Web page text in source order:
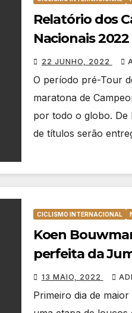
Relatório dos
Nacionais 2022
22 JUNHO, 2022
O período pré-Tour
maratona de
por todo o globo. De
de títulos serão
CICLISMO INTERNACIONAL
Koen
perfeita da
vitória em
13 MAIO, 2022
Primeiro dia de